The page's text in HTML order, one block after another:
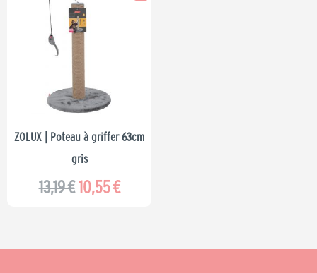
ZOLUX | Poteau à griffer 63cm
gris
13,19€
prix
initial
était :
13,19 €.
10,55€